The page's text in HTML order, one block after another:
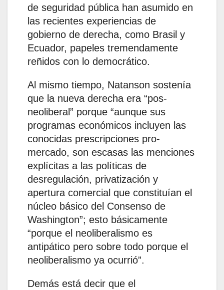
de seguridad pública han asumido en
las recientes experiencias de
gobierno de derecha, como Brasil y
Ecuador, papeles tremendamente
reñidos con lo democrático.
Al mismo tiempo, Natanson sostenía
que la nueva derecha era “pos-
neoliberal” porque “aunque sus
programas económicos incluyen las
conocidas prescripciones pro-
mercado, son escasas las menciones
explícitas a las políticas de
desregulación, privatización y
apertura comercial que constituían el
núcleo básico del Consenso de
Washington”; esto básicamente
“porque el neoliberalismo es
antipático pero sobre todo porque el
neoliberalismo ya ocurrió”.
Demás está decir que el